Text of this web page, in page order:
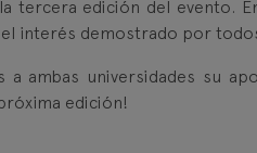
tercera edición del evento.
el interés demostrado por
a ambas universidades su
edición!